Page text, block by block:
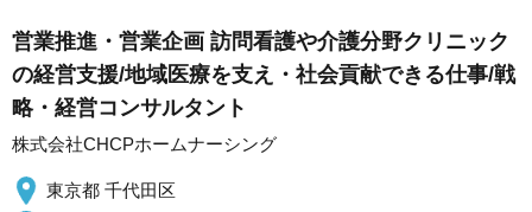
営業推進・営業企画 訪問看護や介護分野クリニック
の経営支援/地域医療を支え・社会貢献できる仕事/戦
略・経営コンサルタント
株式会社CHCPホームナーシング
東京都 千代田区